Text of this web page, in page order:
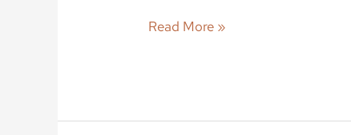
Read More »